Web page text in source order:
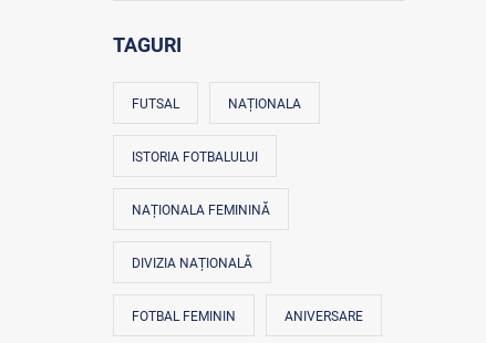
TAGURI
FUTSAL NAȚIONALA
ISTORIA FOTBALULUI
NAȚIONALA FEMININĂ
DIVIZIA NAȚIONALĂ
FOTBAL FEMININ ANIVERSARE